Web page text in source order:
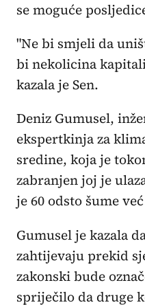
se moguće
"Ne bi smjeli da
bi nekolicina
kazala je Sen.
Deniz Gumusel,
ekspertkinja za
sredine, koja je
zabranjen joj je
je 60 odsto šume
Gumusel je kazala
zahtijevaju prekid
zakonski bude
spriječilo da druge